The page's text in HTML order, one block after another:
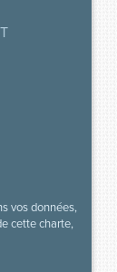
vos données,
cette charte,